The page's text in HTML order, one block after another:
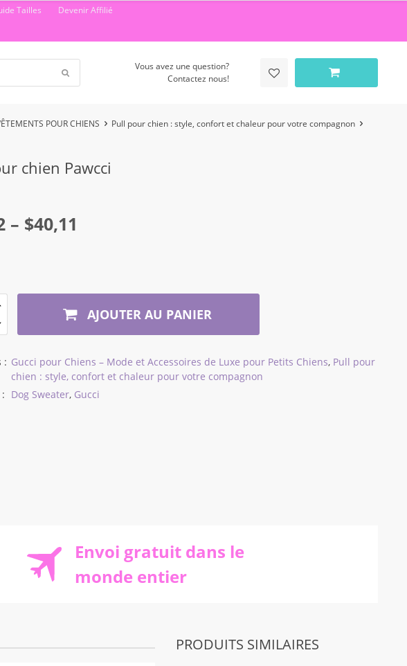
Tailles
Devenir Affilié
Vous avez une question?
Contactez nous!
POUR CHIENS
Pull pour chien : style, confort et chaleur pour votre compagnon
chien Pawcci
– $40,11
AJOUTER AU PANIER
: Gucci pour Chiens – Mode et Accessoires de Luxe pour Petits Chiens, Pull pour
chien : style, confort et chaleur pour votre compagnon
Dog Sweater, Gucci
Envoi gratuit dans le
monde entier
PRODUITS SIMILAIRES